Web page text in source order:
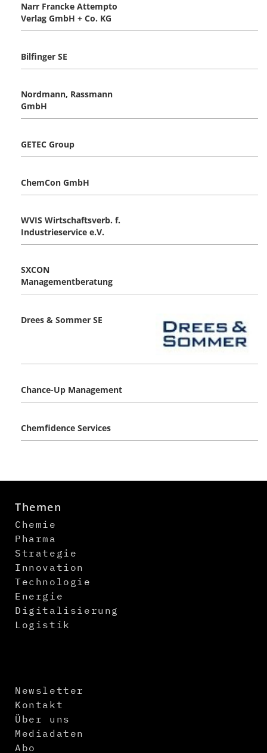
Narr Francke Attempto
Verlag GmbH + Co. KG
Bilfinger SE
Nordmann, Rassmann
GmbH
GETEC Group
ChemCon GmbH
WVIS Wirtschaftsverb. f.
Industrieservice e.V.
SXCON
Managementberatung
Drees & Sommer SE
Chance-Up Management
Chemfidence Services
Themen
Chemie
Pharma
Strategie
Innovation
Technologie
Energie
Digitalisierung
Logistik
Newsletter
Kontakt
Über uns
Mediadaten
Abo